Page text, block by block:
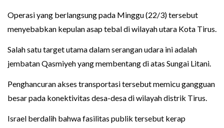
Operasi yang berlangsung pada Minggu (22/3) tersebut
menyebabkan kepulan asap tebal di wilayah utara Kota Tirus.
Salah satu target utama dalam serangan udara ini adalah
jembatan Qasmiyeh yang membentang di atas Sungai Litani.
Penghancuran akses transportasi tersebut memicu gangguan
besar pada konektivitas desa-desa di wilayah distrik Tirus.
Israel berdalih bahwa fasilitas publik tersebut kerap